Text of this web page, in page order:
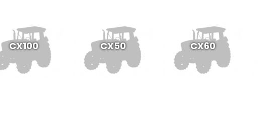
CX100 CX50 CX60